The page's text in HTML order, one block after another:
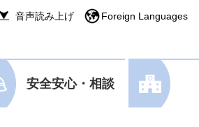
音声読み上げ Foreign Languages
安全安心・相談